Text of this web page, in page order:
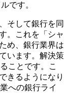
です。
そして銀行を同
。これを「シャ
め、銀行業界は
います。解決策
ことです。こ
きるようになり
への銀行ライ